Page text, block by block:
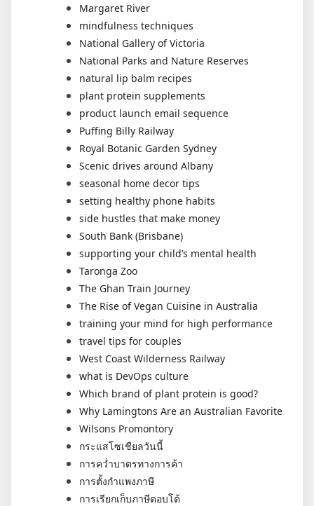
Margaret River
mindfulness techniques
National Gallery of Victoria
National Parks and Nature Reserves
natural lip balm recipes
plant protein supplements
product launch email sequence
Puffing Billy Railway
Royal Botanic Garden Sydney
Scenic drives around Albany
seasonal home decor tips
setting healthy phone habits
side hustles that make money
South Bank (Brisbane)
supporting your child’s mental health
Taronga Zoo
The Ghan Train Journey
The Rise of Vegan Cuisine in Australia
training your mind for high performance
travel tips for couples
West Coast Wilderness Railway
what is DevOps culture
Which brand of plant protein is good?
Why Lamingtons Are an Australian Favorite
Wilsons Promontory
กระแสโซเชียลวันนี้
การคว่ำบาตรทางการค้า
การตั้งกำแพงภาษี
การเรียกเก็บภาษีตอบโต้